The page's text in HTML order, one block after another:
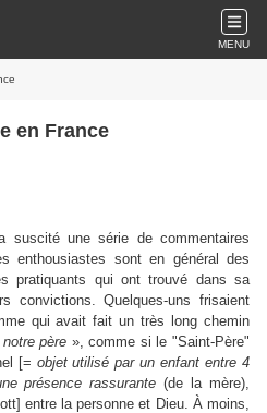
MENU
en France
suscité une série de commentaires
enthousiastes sont en général des
pratiquants qui ont trouvé dans sa
convictions. Quelques-uns frisaient
qui avait fait un très long chemin
père », comme si le "Saint-Père"
[= objet utilisé par un enfant entre 4
présence rassurante (de la mère),
entre la personne et Dieu. À moins,